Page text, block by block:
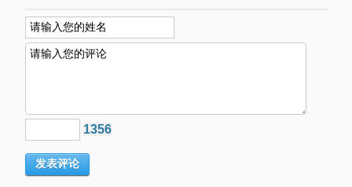
1356